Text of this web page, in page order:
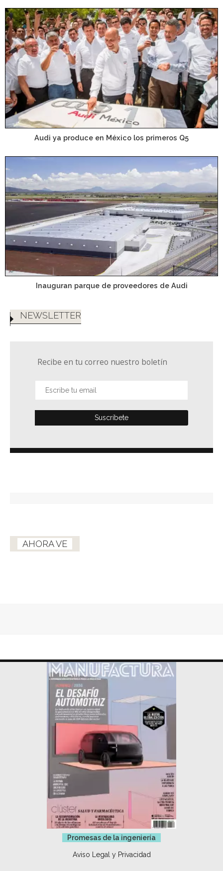
Audi ya produce en México los primeros Q5
Inauguran parque de proveedores de Audi
NEWSLETTER
Recibe en tu correo nuestro boletín
AHORA VE
Promesas de la ingeniería
Aviso Legal y Privacidad